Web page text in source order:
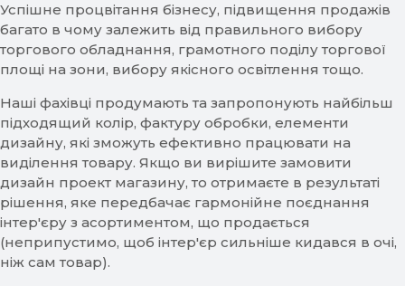
Успішне процвітання бізнесу, підвищення продажів
багато в чому залежить від правильного вибору
торгового обладнання, грамотного поділу торгової
площі на зони, вибору якісного освітлення тощо.
Наші фахівці продумають та запропонують найбільш
підходящий колір, фактуру обробки, елементи
дизайну, які зможуть ефективно працювати на
виділення товару. Якщо ви вирішите замовити
дизайн проект магазину, то отримаєте в результаті
рішення, яке передбачає гармонійне поєднання
інтер'єру з асортиментом, що продається
(неприпустимо, щоб інтер'єр сильніше кидався в очі,
ніж сам товар).